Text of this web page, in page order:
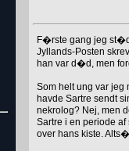
F�rste gang jeg
Jyllands-Posten
han var d�d, men
Som helt ung var jeg
havde Sartre sendt
nekrolog? Nej, men
Sartre i en periode
over hans kiste.